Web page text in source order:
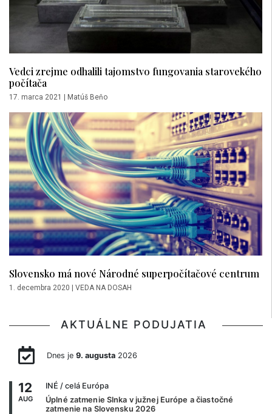
Vedci zrejme odhalili tajomstvo fungovania starovekého
počítača
17. marca 2021 | Matúš Beňo
Slovensko má nové Národné superpočítačové centrum
1. decembra 2020 VEDA NA DOSAH
AKTUÁLNE PODUJATIA
Dnes je 9. augusta2026
12
AUG
INÉ / celá Európa
Úplné zatmenie Slnka v južnej Európe a čiastočné
zatmenie na Slovensku 2026